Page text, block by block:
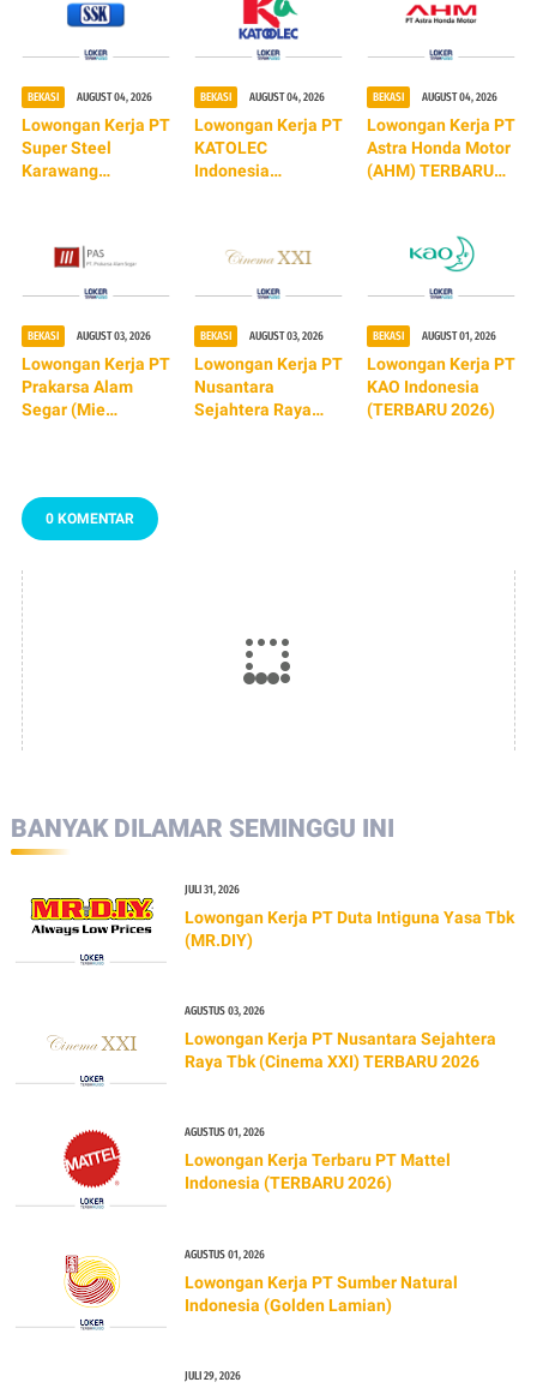
BEKASI AUGUST 04, 2026
Lowongan Kerja PT
Super Steel
Karawang
BEKASI AUGUST 04, 2026
Lowongan Kerja PT
KATOLEC
Indonesia
BEKASI AUGUST 04, 2026
Lowongan Kerja PT
Astra Honda Motor
(AHM) TERBARU
BEKASI AUGUST 03, 2026
Lowongan Kerja PT
Prakarsa Alam
Segar (Mie
BEKASI AUGUST 03, 2026
Lowongan Kerja PT
Nusantara
Sejahtera Raya
BEKASI AUGUST 01, 2026
Lowongan Kerja PT
KAO Indonesia
(TERBARU 2026)
0 KOMENTAR
BANYAK DILAMAR SEMINGGU INI
JULI 31, 2026
Lowongan Kerja PT Duta Intiguna Yasa Tbk
(MR.DIY)
AGUSTUS 03, 2026
Lowongan Kerja PT Nusantara Sejahtera
Raya Tbk (Cinema XXI) TERBARU 2026
AGUSTUS 01, 2026
Lowongan Kerja Terbaru PT Mattel
Indonesia (TERBARU 2026)
AGUSTUS 01, 2026
Lowongan Kerja PT Sumber Natural
Indonesia (Golden Lamian)
JULI 29, 2026